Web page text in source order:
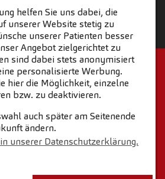
IMPRESSUM
helfen Sie uns dabei, die
unserer Website stetig zu
unserer Patienten besser
Angebot zielgerichtet zu
sind dabei stets anonymisiert
personalisierte Werbung.
hier die Möglichkeit, einzelne
bzw. zu deaktivieren.
auch später am Seitenende
ändern.
unserer Datenschutzerklärung.